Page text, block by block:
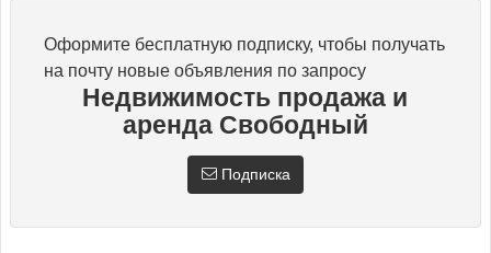
Оформите бесплатную подписку, чтобы получать
на почту новые объявления по запросу
Недвижимость продажа и
аренда Свободный
Подписка